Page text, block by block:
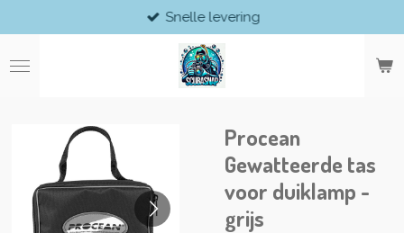
direct
naar
de
Snelle levering
Procean
Gewatteerde tas
voor duiklamp -
grijs